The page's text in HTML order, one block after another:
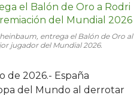
entrega el Balón de Oro al
jugador del Mundial 2026.
de 2026.- España
del Mundo al derrotar